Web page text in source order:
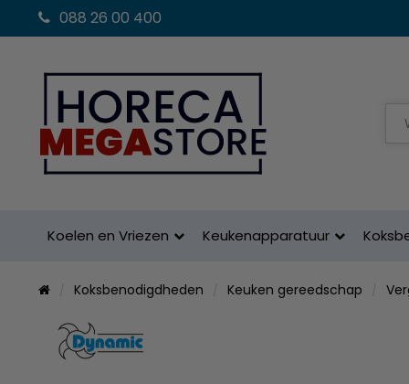
088 26 00 400
Koelen en Vriezen Keukenapparatuur
Koksbenodigdheden Keuken gereedschap